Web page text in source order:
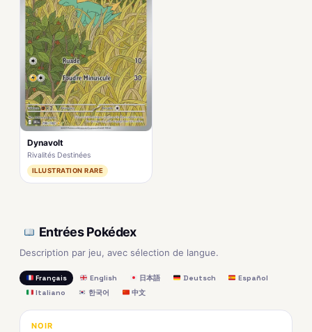
Dynavolt
Rivalités Destinées
ILLUSTRATION RARE
Entrées Pokédex
Description par jeu, avec sélection de langue.
Français English 日本語 Deutsch
Español
Italiano
한국어 中文
NOIR